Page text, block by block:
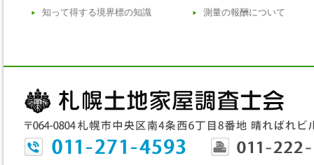
知って得する境界標の知識
測量の報酬について